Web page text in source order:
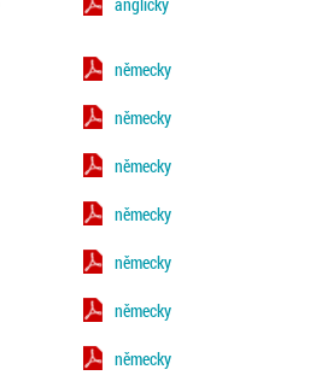
německy
německy
německy
německy
německy
německy
německy